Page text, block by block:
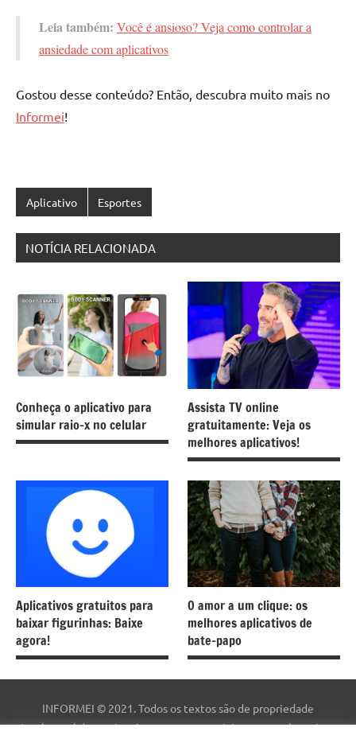
Leia também: Você é ansioso? Veja como controlar a
ansiedade com aplicativos
Gostou desse conteúdo? Então, descubra muito mais no
Informei!
Aplicativo Esportes
NOTÍCIA RELACIONADA
Conheça o aplicativo para
simular raio-x no celular
Assista TV online
gratuitamente: Veja os
melhores aplicativos!
Aplicativos gratuitos para
baixar figurinhas: Baixe
agora!
O amor a um clique: os
melhores aplicativos de
bate-papo
INFORMEI © 2021. Todos os textos são de propriedade
intelectual deste site. As marcas comerciais, nomes e logotipos